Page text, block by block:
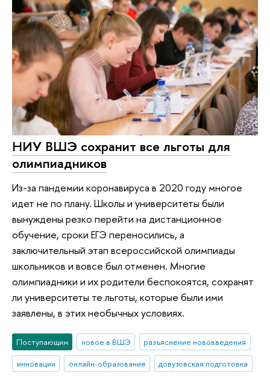
НИУ ВШЭ сохранит все льготы для
олимпиадников
Из-за пандемии коронавируса в 2020 году многое
идет не по плану. Школы и университеты были
вынуждены резко перейти на дистанционное
обучение, сроки ЕГЭ переносились, а
заключительный этап всероссийской олимпиады
школьников и вовсе был отменен. Многие
олимпиадники и их родители беспокоятся, сохранят
ли университеты те льготы, которые были ими
заявлены, в этих необычных условиях.
Поступающим новое в ВШЭ
разъяснение нововведения
инновации
онлайн-образование довузовская подготовка